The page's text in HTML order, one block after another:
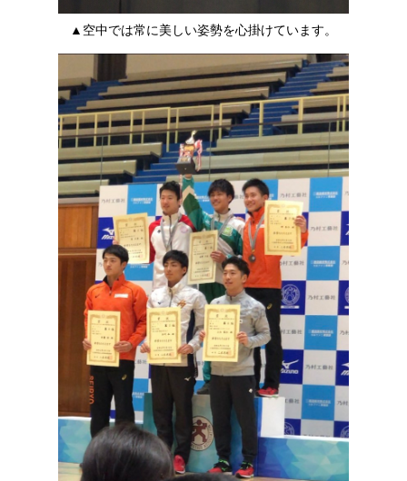
▲空中では常に美しい姿勢を心掛けています。